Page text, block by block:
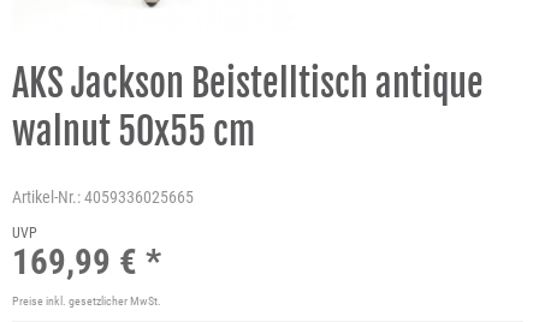
AKS Jackson Beistelltisch antique
walnut 50x55 cm
Artikel-Nr.:4059336025665
UVP
169,99 € *
Preise inkl. gesetzlicher MwSt.